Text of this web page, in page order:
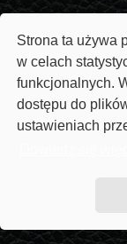
Strona ta używa
w celach
funkcjonalnych.
dostępu do
ustawieniach